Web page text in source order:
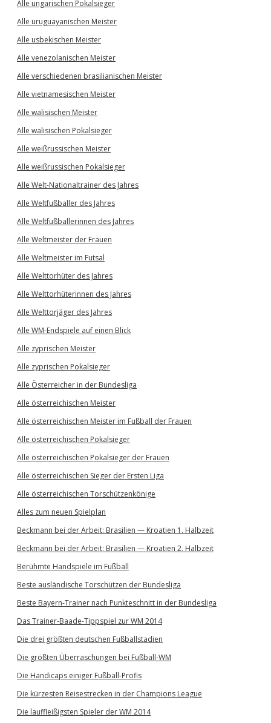
Alle ungarischen Pokalsieger
Alle uruguayanischen Meister
Alle usbekischen Meister
Alle venezolanischen Meister
Alle verschiedenen brasilianischen Meister
Alle vietnamesischen Meister
Alle walisischen Meister
Alle walisischen Pokalsieger
Alle weißrussischen Meister
Alle weißrussischen Pokalsieger
Alle Welt-Nationaltrainer des Jahres
Alle Weltfußballer des Jahres
Alle Weltfußballerinnen des Jahres
Alle Weltmeister der Frauen
Alle Weltmeister im Futsal
Alle Welttorhüter des Jahres
Alle Welttorhüterinnen des Jahres
Alle Welttorjäger des Jahres
Alle WM-Endspiele auf einen Blick
Alle zyprischen Meister
Alle zyprischen Pokalsieger
Alle Österreicher in der Bundesliga
Alle österreichischen Meister
Alle österreichischen Meister im Fußball der Frauen
Alle österreichischen Pokalsieger
Alle österreichischen Pokalsieger der Frauen
Alle österreichischen Sieger der Ersten Liga
Alle österreichischen Torschützenkönige
Alles zum neuen Spielplan
Beckmann bei der Arbeit: Brasilien — Kroatien 1. Halbzeit
Beckmann bei der Arbeit: Brasilien — Kroatien 2. Halbzeit
Berühmte Handspiele im Fußball
Beste ausländische Torschützen der Bundesliga
Beste Bayern-Trainer nach Punkteschnitt in der Bundesliga
Das Trainer-Baade-Tippspiel zur WM 2014
Die drei größten deutschen Fußballstadien
Die größten Überraschungen bei Fußball-WM
Die Handicaps einiger Fußball-Profis
Die kürzesten Reisestrecken in der Champions League
Die lauffleißigsten Spieler der WM 2014